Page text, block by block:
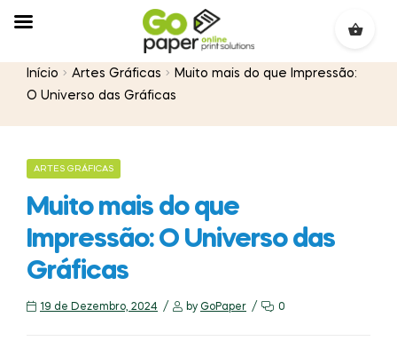
Início Artes Gráficas
Muito mais do que Impressão:
O Universo das Gráficas
ARTES GRÁFICAS
Muito mais do que
Impressão: O Universo das
Gráficas
19 de Dezembro, 2024 by GoPaper 0